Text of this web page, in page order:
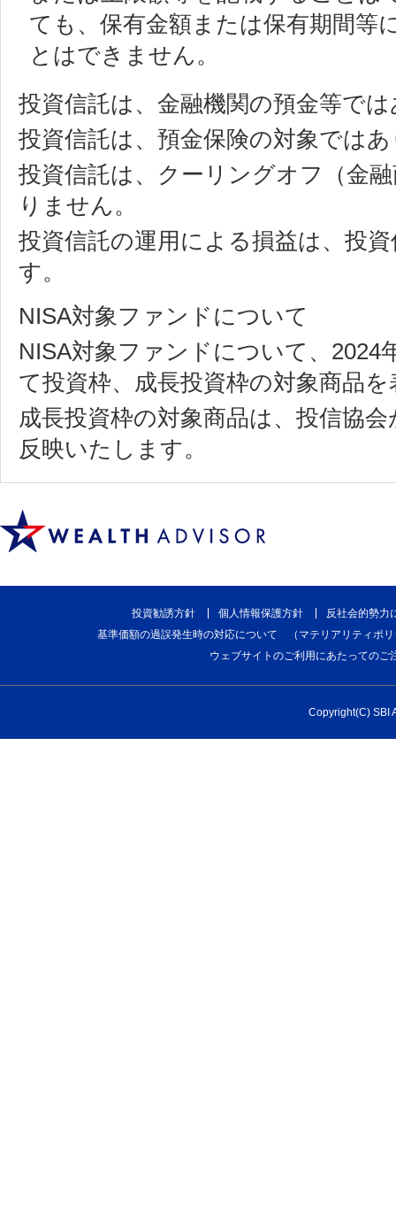
ても、保有金額または保有期間等
とはできません。
投資信託は、金融機関の預金等で
投資信託は、預金保険の対象では
投資信託は、クーリングオフ（金
りません。
投資信託の運用による損益は、投
す。
NISA対象ファンドについて
NISA対象ファンドについて、
て投資枠、成長投資枠の対象商品
成長投資枠の対象商品は、投信協
反映いたします。
投資勧誘方針 個人情報保護方針
反社会的勢力
基準価額の過誤発生時の対応について （マテリアリティポリ
ウェブサイトのご利用にあたってのご
Copyright(C) SBI